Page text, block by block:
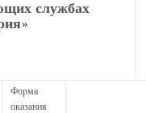
службах
Форма
оказания